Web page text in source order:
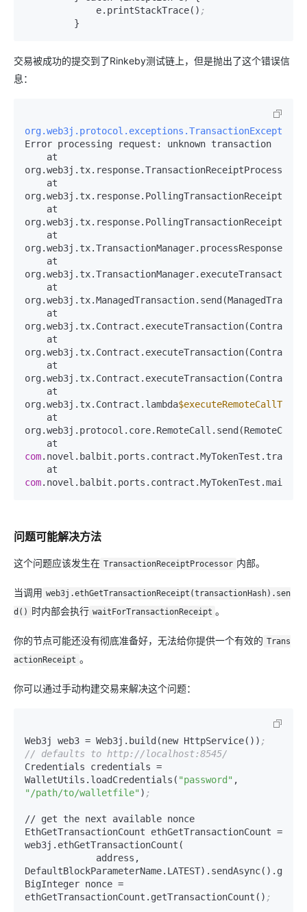
             e.printStackTrace()
;
         }
交易被成功的提交到了Rinkeby测试链上，但是抛出了这个错误信
息：
org.web3j.protocol.exceptions.TransactionException:
Error processing request: unknown transaction
org.web3j.tx.Contract.lambda
com
com
问题可能解决方法
这个问题应该发生在 TransactionReceiptProcessor 内部。
当调用 web3j.ethGetTransactionReceipt(transactionHash).sen
d() 时内部会执行 waitForTransactionReceipt 。
你的节点可能还没有彻底准备好，无法给你提供一个有效的 Trans
actionReceipt 。
你可以通过手动构建交易来解决这个问题：
Web3j web3 = Web3j.build(new HttpService()) ;
// defaults to http://localhost:8545/
Credentials credentials =
WalletUtils.loadCredentials( "password"
"/path/to/walletfile" ) ;
// get the next available nonce
EthGetTransactionCount ethGetTransactionCount =
web3j.ethGetTransactionCount(
DefaultBlockParameterName.LATEST).sendAsync().get()
BigInteger nonce =
ethGetTransactionCount.getTransactionCount() ;